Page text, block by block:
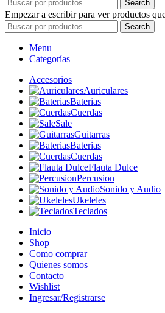
Search
Empezar a escribir para ver productos
Search
Menu
Categorías
Accesorios
Auriculares
Baterias
Cuerdas
Sale
Guitarras
Baterias
Cuerdas
Flauta Dulce
Percusion
Sonido y Audio
Ukeleles
Teclados
Inicio
Shop
Como comprar
Quienes somos
Contacto
Wishlist
Ingresar/Registrarse